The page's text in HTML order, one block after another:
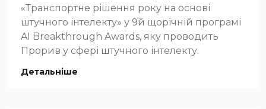
«Транспортне рішення року на основі
штучного інтелекту» у 9й щорічній програмі
AI Breakthrough Awards, яку проводить
Прорив у сфері штучного інтелекту.
Детальніше